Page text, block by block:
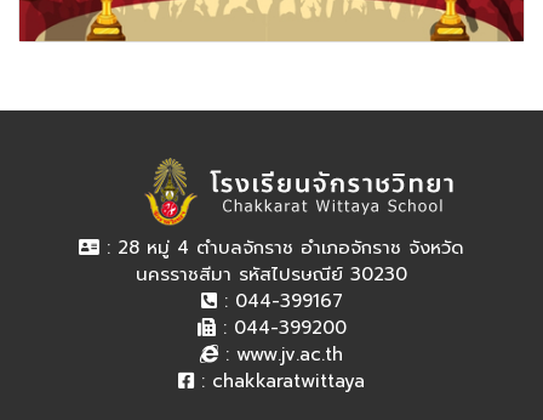
: 28 หมู่ 4 ตำบลจักราช อำเภอจักราช จังหวัด
นครราชสีมา รหัสไปรษณีย์ 30230
: 044-399167
: 044-399200
: www.jv.ac.th
: chakkaratwittaya